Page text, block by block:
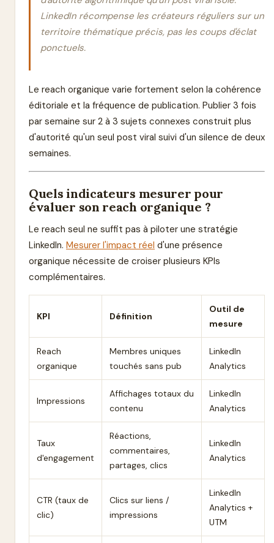
LinkedIn récompense les créateurs réguliers sur un
territoire thématique précis, pas les coups d'éclat
ponctuels.
Le reach organique varie fortement selon la cohérence
éditoriale et la fréquence de publication. Publier 3 fois
par semaine sur 2 à 3 sujets connexes construit plus
d'autorité qu'un seul post viral suivi d'un silence de deux
semaines.
Quels indicateurs mesurer pour
évaluer son reach organique ?
Le reach seul ne suffit pas à piloter une stratégie
LinkedIn. Mesurer l'impact réel d'une présence
organique nécessite de croiser plusieurs KPIs
complémentaires.
KPI Définition
Outil de
mesure
Reach
organique
Membres uniques
touchés sans pub
LinkedIn
Analytics
Impressions
Affichages totaux du
contenu
LinkedIn
Analytics
Taux
d'engagement
Réactions,
commentaires,
partages, clics
LinkedIn
Analytics
CTR (taux de
clic)
Clics sur liens /
impressions
LinkedIn
Analytics +
UTM